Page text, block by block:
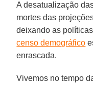
A desatualização
mortes das
deixando as
censo demográfico
enrascada.
Vivemos no tempo